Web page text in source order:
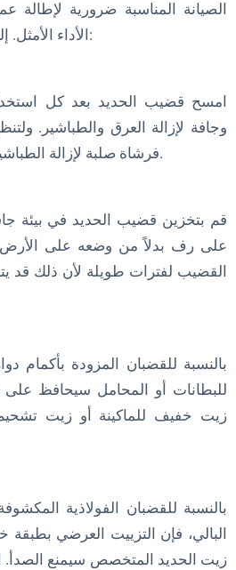
الصيانة المناسبة ضرورية
الأداء الأمثل. إليك روتين الصيانة الشاملة:
امسح قضيب الحديد بعد كل
وجافة لإزالة العرق والطباشير.
فرشاة صلبة لإزالة الطباشير المتراكمة من التخريش.
قم بتخزين قضيب الحديد في بيئة
على رف بدلاً من وضعه على
القضيب لفترات طويلة لأن ذلك قد
بالنسبة للقضبان المزودة بأكمام
للبطانات أو المحامل سيحافظ
زيت خفيف للماكينة أو زيت
بالنسبة للقضبان الفولاذية
زيت الحديد المتخصص سيمنع الصدأ.